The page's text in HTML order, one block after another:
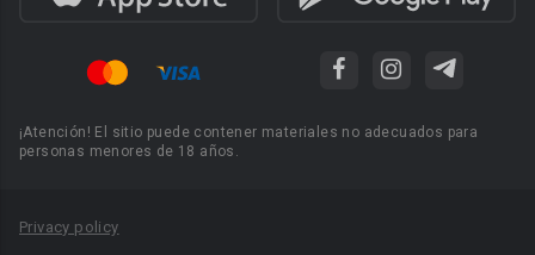
¡Atención! El sitio puede contener materiales no adecuados para
personas menores de 18 años.
Privacy policy